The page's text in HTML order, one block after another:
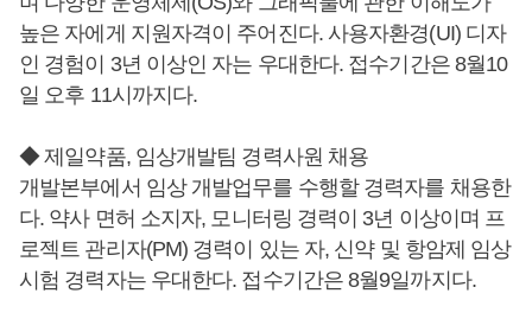
높은 자에게 지원자격이 주어진다. 사용자환경(UI) 디자
인 경험이 3년 이상인 자는 우대한다. 접수기간은 8월10
일 오후 11시까지다.
◆ 제일약품, 임상개발팀 경력사원 채용
개발본부에서 임상 개발업무를 수행할 경력자를 채용한
다. 약사 면허 소지자, 모니터링 경력이 3년 이상이며 프
로젝트 관리자(PM) 경력이 있는 자, 신약 및 항암제 임상
시험 경력자는 우대한다. 접수기간은 8월9일까지다.